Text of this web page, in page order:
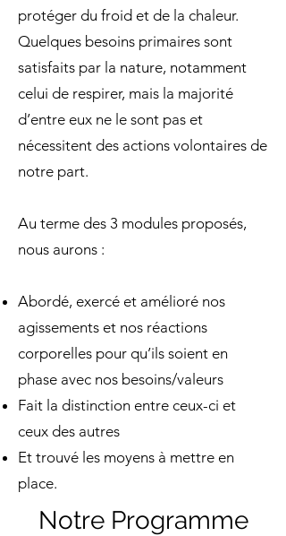
protéger du froid et de la chaleur.
Quelques besoins primaires sont
satisfaits par la nature, notamment
celui de respirer, mais la majorité
d’entre eux ne le sont pas et
nécessitent des actions volontaires de
notre part.
Au terme des 3 modules proposés,
nous aurons :
Abordé, exercé et amélioré nos
agissements et nos réactions
corporelles pour qu’ils soient en
phase avec nos besoins/valeurs
Fait la distinction entre ceux-ci et
ceux des autres
Et trouvé les moyens à mettre en
place.
Notre Programme